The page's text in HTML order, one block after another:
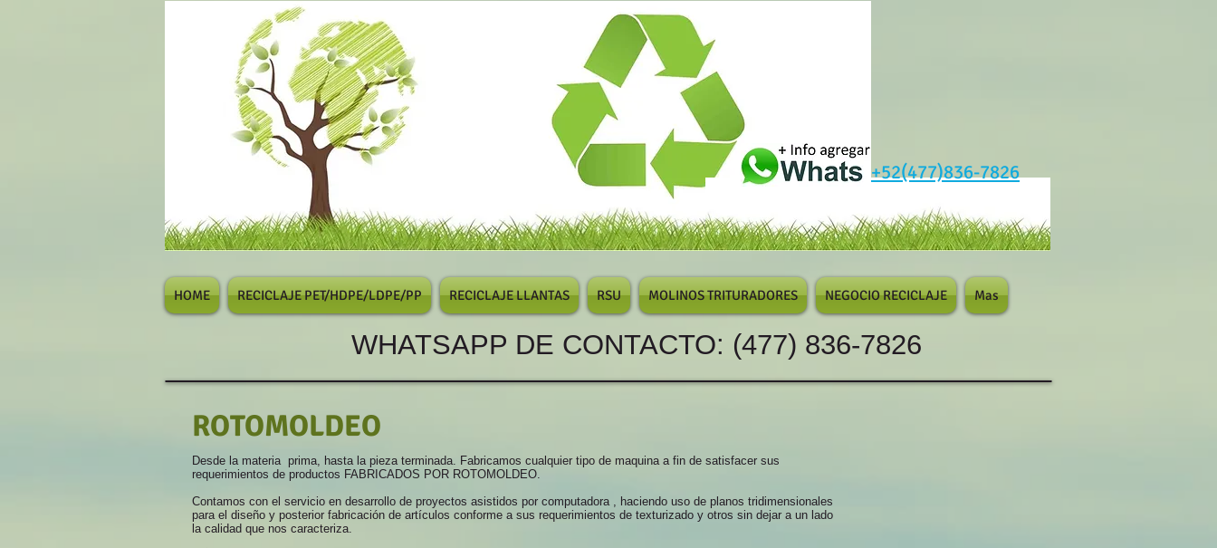
+52(477)836-7826
HOME RECICLAJE PET/HDPE/LDPE/PP RECICLAJE LLANTAS RSU MOLINOS TRITURADORES NEGOCIO RECICLAJE Mas
WHATSAPP DE CONTACTO: (477) 836-7826
ROTOMOLDEO
Desde la materia prima, hasta la pieza terminada. Fabricamos cualquier tipo de maquina a fin de satisfacer sus
requerimientos de productos FABRICADOS POR ROTOMOLDEO.
Contamos con el servicio en desarrollo de proyectos asistidos por computadora , haciendo uso de planos tridimensionales
para el diseño y posterior fabricación de artículos conforme a sus requerimientos de texturizado y otros sin dejar a un lado
la calidad que nos caracteriza.